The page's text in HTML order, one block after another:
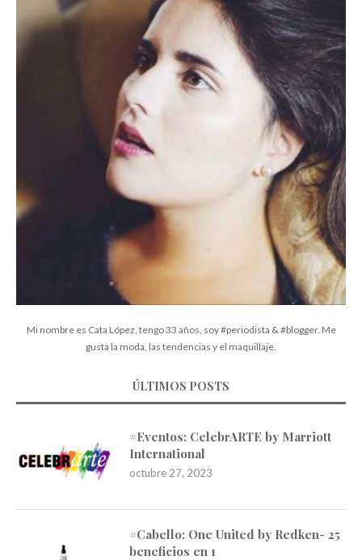
Mi nombre es Cata López, tengo 33 años, soy #periodista & #blogger. Me
gusta la moda, las tendencias y el maquillaje.
ÚLTIMOS POSTS
#Eventos: CelebrARTE by Marriott
International
octubre 27, 2023
#Cabello: One United by Redken- 25
beneficios en 1